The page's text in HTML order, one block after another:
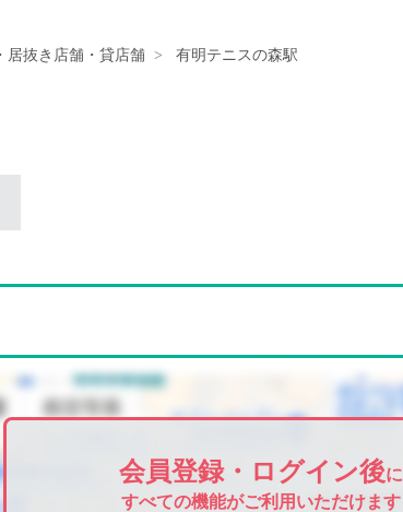
居抜き店舗・貸店舗
有明テニスの森駅
会員登録・ログイン後に
すべての機能がご利用いただけます